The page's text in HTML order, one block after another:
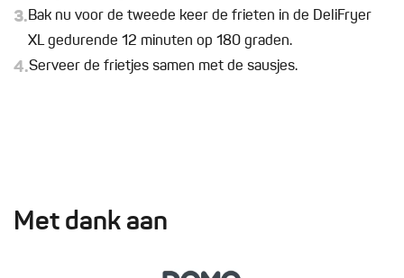
3.Bak nu voor de tweede keer de frieten in de DeliFryer
XL gedurende 12 minuten op 180 graden.
4.Serveer de frietjes samen met de sausjes.
Met dank aan